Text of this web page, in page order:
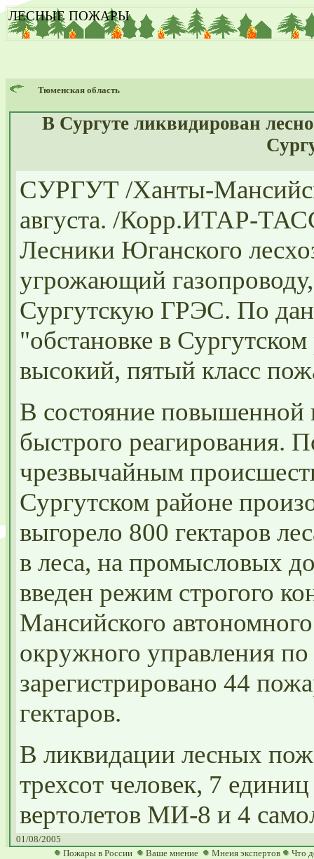
ЛЕСНЫЕ ПОЖАРЫ
Тюменская область
В Сургуте ликвидирован
СУРГУТ /Ханты-
августа. /Корр.ИТАР-
Лесники Юганского
угрожающий
Сургутскую ГРЭС. По
"обстановке в
высокий, пятый класс
В состояние повышенной
быстрого реагирования.
чрезвычайным
Сургутском районе
выгорело 800 гектаров
в леса, на промысловых
введен режим строгого
Мансийского
окружного управления
зарегистрировано 44
гектаров.
В ликвидации лесных
трехсот человек, 7
вертолетов МИ-8 и 4
01/08/2005
Пожары в России
Ваше мнение Мнеия экспертов Что